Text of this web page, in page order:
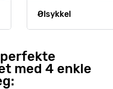
Ølsykkel
med 4 enkle